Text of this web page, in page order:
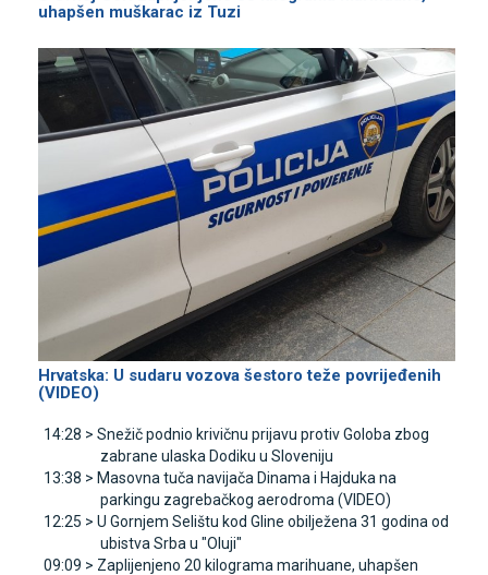
uhapšen muškarac iz Tuzi
Hrvatska: U sudaru vozova šestoro teže povrijeđenih
(VIDEO)
14:28 > Snežič podnio krivičnu prijavu protiv Goloba zbog
zabrane ulaska Dodiku u Sloveniju
13:38 > Masovna tuča navijača Dinama i Hajduka na
parkingu zagrebačkog aerodroma (VIDEO)
12:25 > U Gornjem Selištu kod Gline obilježena 31 godina od
ubistva Srba u "Oluji"
09:09 > Zaplijenjeno 20 kilograma marihuane, uhapšen